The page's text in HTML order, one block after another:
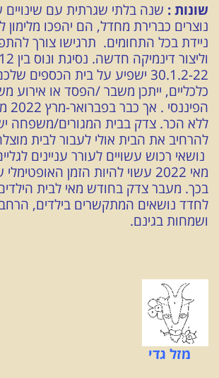
שונות : שנה בלתי שגרתית עם
נוצרים כברירת מחדל, הם יהפכו מלימון
ניידת בכל התחומים. תרגישו צורך
30.1.2-22 ישפיע על בית הכספים
כלכליים, ייתכן משבר /הפסד או אירוע
ללא הכר. צדק בבית המגורים/משפחה
להרחיב את הבית אולי לעבור לבית
נושאי רכוש עשויים לעורר עניינים
מאי 2022 עשוי להיות הזמן
בכך. מעבר צדק בחודש מאי לבית
לחדד נושאים המתקשרים בילדים,
ושמחות בגינם.
מזל גדי